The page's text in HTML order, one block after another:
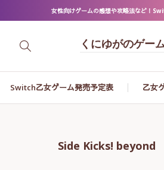
女性向けゲームの感想や攻略法など！
くにゆがのゲー
Switch乙女ゲーム発売予定表 乙女
Side Kicks! beyond